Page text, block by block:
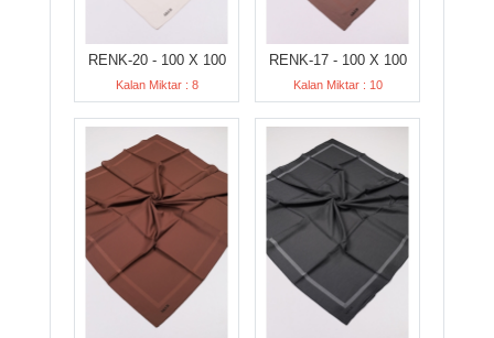
RENK-20 - 100 X 100
Kalan Miktar : 8
RENK-17 - 100 X 100
Kalan Miktar : 10